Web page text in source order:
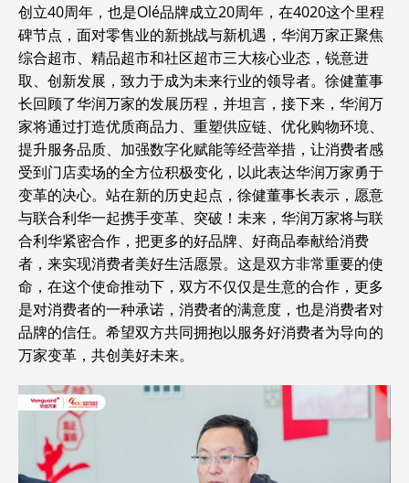
创立40周年，也是Olé品牌成立20周年，在4020这个里程
碑节点，面对零售业的新挑战与新机遇，华润万家正聚焦
综合超市、精品超市和社区超市三大核心业态，锐意进
取、创新发展，致力于成为未来行业的领导者。徐健董事
长回顾了华润万家的发展历程，并坦言，接下来，华润万
家将通过打造优质商品力、重塑供应链、优化购物环境、
提升服务品质、加强数字化赋能等经营举措，让消费者感
受到门店卖场的全方位积极变化，以此表达华润万家勇于
变革的决心。站在新的历史起点，徐健董事长表示，愿意
与联合利华一起携手变革、突破！未来，华润万家将与联
合利华紧密合作，把更多的好品牌、好商品奉献给消费
者，来实现消费者美好生活愿景。这是双方非常重要的使
命，在这个使命推动下，双方不仅仅是生意的合作，更多
是对消费者的一种承诺，消费者的满意度，也是消费者对
品牌的信任。希望双方共同拥抱以服务好消费者为导向的
万家变革，共创美好未来。